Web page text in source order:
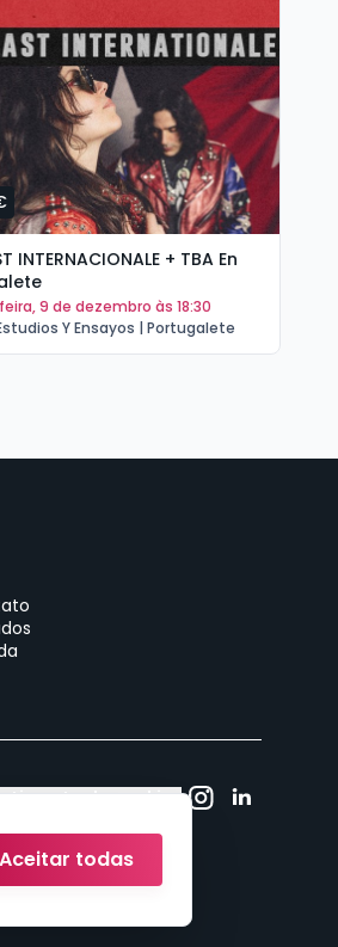
INTERNACIONALE + TBA En
9 de dezembro às 18:30
Y Ensayos | Portugalete
de cookies
Aceitar todas